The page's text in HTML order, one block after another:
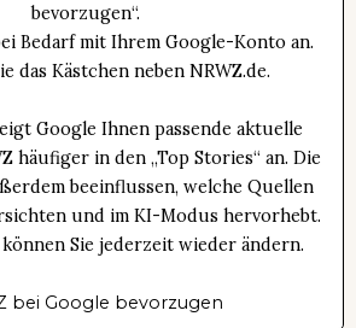
bevorzugen“.
Bedarf mit Ihrem Google-Konto an.
das Kästchen neben NRWZ.de.
Google Ihnen passende aktuelle
häufiger in den „Top Stories“ an. Die
beeinflussen, welche Quellen
und im KI-Modus hervorhebt.
Sie jederzeit wieder ändern.
bei Google bevorzugen